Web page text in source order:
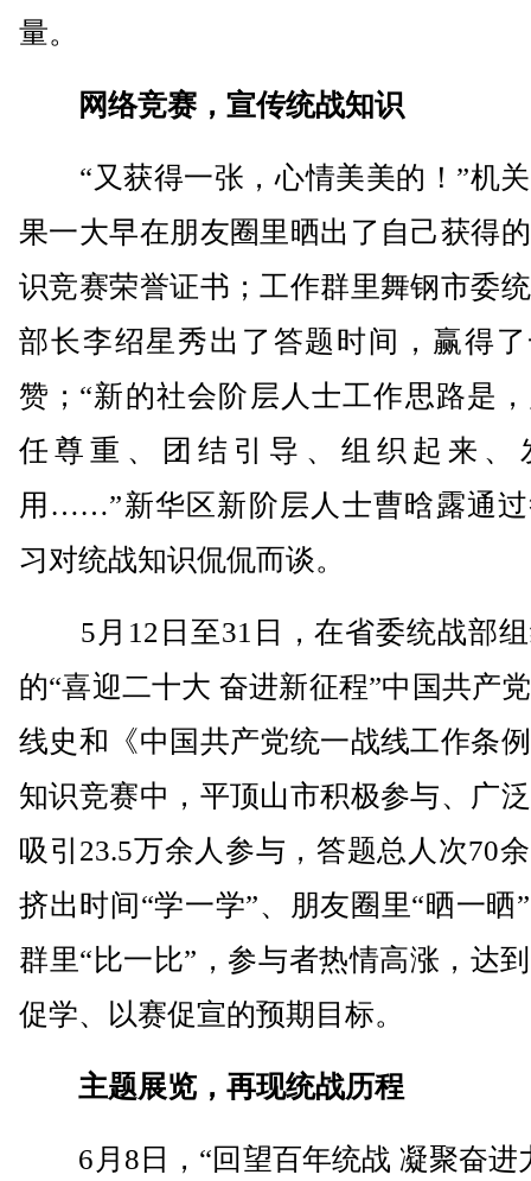
量。
网络竞赛，宣传统战知识
“又获得一张，心情美美的！”机
果一大早在朋友圈里晒出了自己获得
识竞赛荣誉证书；工作群里舞钢市委
部长李绍星秀出了答题时间，赢得
赞；“新的社会阶层人士工作思路是
任尊重、团结引导、组织起来、
用……”新华区新阶层人士曹晗露通
习对统战知识侃侃而谈。
5月12日至31日，在省委统战部组
的“喜迎二十大 奋进新征程”中国共产
线史和《中国共产党统一战线工作条
知识竞赛中，平顶山市积极参与、广
吸引23.5万余人参与，答题总人次70
挤出时间“学一学”、朋友圈里“晒一晒
群里“比一比”，参与者热情高涨，达
促学、以赛促宣的预期目标。
主题展览，再现统战历程
6月8日，“回望百年统战 凝聚奋进